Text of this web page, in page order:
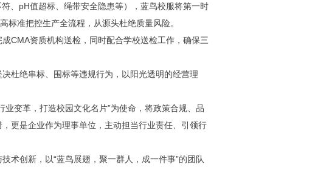
pH值超标、绳带安全隐患等），蓝鸟校服将第一时
标准把控生产全流程，从源头杜绝质量风险。
CMA资质机构送检，同时配合学校送检工作，确保三
杜绝串标、围标等违规行为，以阳光透明的经营理
变革，打造校园文化名片”为使命，将政策合规、品
更是企业作为理事单位，主动担当行业责任、引领行
创新，以“蓝鸟展翅，聚一群人，成一件事”的团队